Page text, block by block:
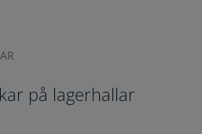
på lagerhallar